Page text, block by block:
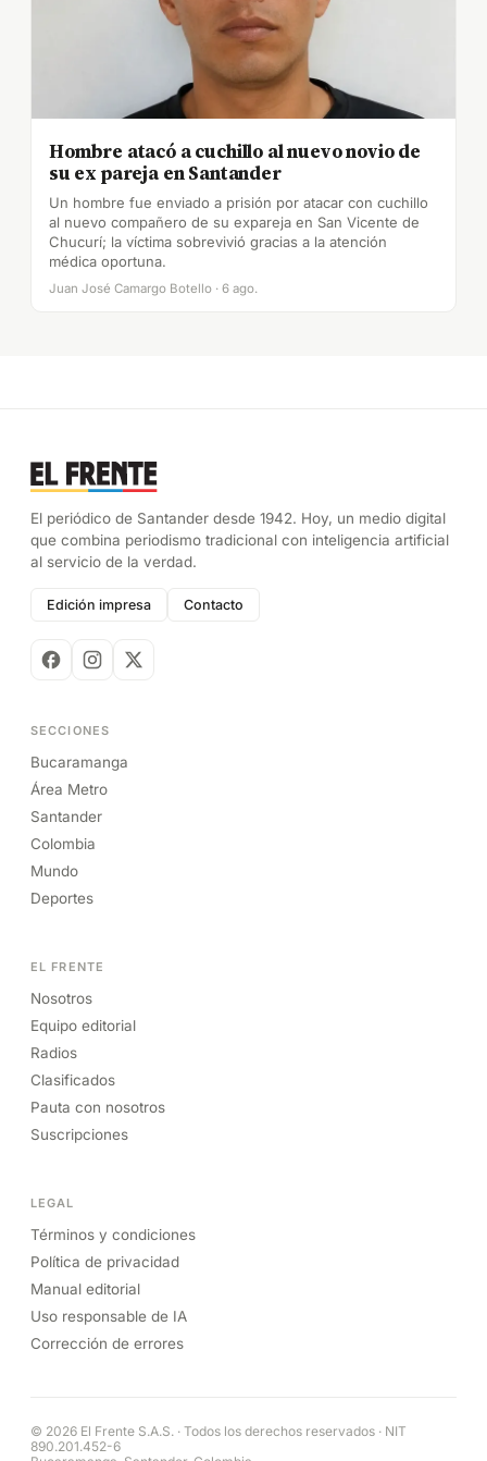
Hombre atacó a cuchillo al nuevo novio de
su ex pareja en Santander
Un hombre fue enviado a prisión por atacar con cuchillo
al nuevo compañero de su expareja en San Vicente de
Chucurí; la víctima sobrevivió gracias a la atención
médica oportuna.
Juan José Camargo Botello · 6 ago.
El periódico de Santander desde 1942. Hoy, un medio digital
que combina periodismo tradicional con inteligencia artificial
al servicio de la verdad.
Edición impresa Contacto
SECCIONES
Bucaramanga
Área Metro
Santander
Colombia
Mundo
Deportes
EL FRENTE
Nosotros
Equipo editorial
Radios
Clasificados
Pauta con nosotros
Suscripciones
LEGAL
Términos y condiciones
Política de privacidad
Manual editorial
Uso responsable de IA
Corrección de errores
© 2026 El Frente S.A.S. · Todos los derechos reservados · NIT
890.201.452-6